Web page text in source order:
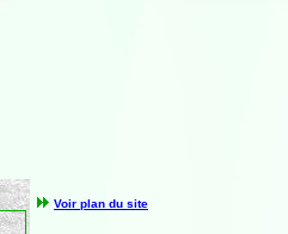
Voir plan du site